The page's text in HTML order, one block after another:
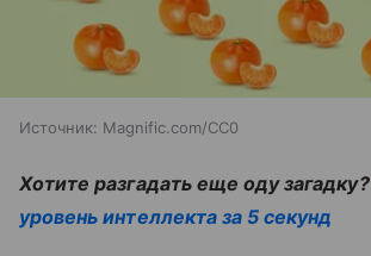
Источник: Magnific.com/CC0
Хотите разгадать еще оду загадку?
уровень интеллекта за 5 секунд